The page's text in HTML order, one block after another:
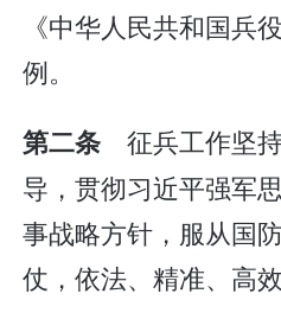
《中华人民共和国兵
例。
第二条 征兵工作坚
导，贯彻习近平强军
事战略方针，服从国
仗，依法、精准、高